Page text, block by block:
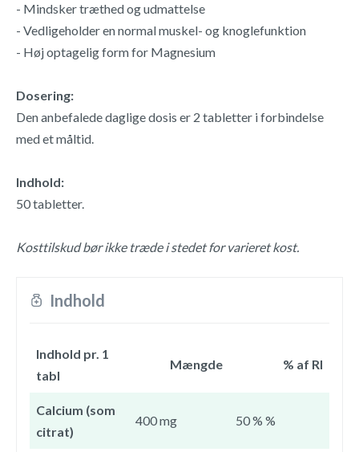
- Mindsker træthed og udmattelse
- Vedligeholder en normal muskel- og knoglefunktion
- Høj optagelig form for Magnesium
Dosering:
Den anbefalede daglige dosis er 2 tabletter i forbindelse
med et måltid.
Indhold:
50 tabletter.
Kosttilskud bør ikke træde i stedet for varieret kost.
Indhold
Indhold pr. 1
tabl
Mængde % af RI
Calcium (som
citrat)
400 mg 50 % %